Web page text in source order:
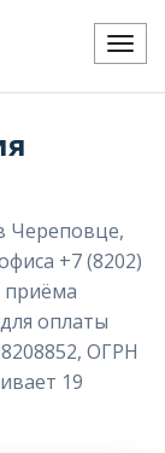
Меню
Череповце,
+7 (8202)
приёма
оплаты
ОГРН
19